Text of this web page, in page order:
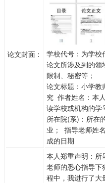
论文封面：
学校代号：为学
论文所涉及到的领
限制、秘密等；
论文标题：小学教
究 作者姓名：本
读学校或机构的学
所在院(系)：所在
业； 指导老师姓
成的日期
本人郑重声明：所
老师的悉心指导下
程中，我进行了大